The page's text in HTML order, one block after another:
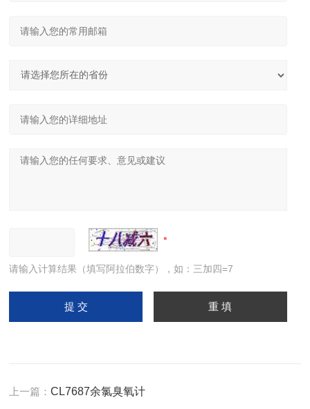
请输入计算结果（填写阿拉伯数字），如：三加四=7
上一篇：CL7687余氯臭氧计